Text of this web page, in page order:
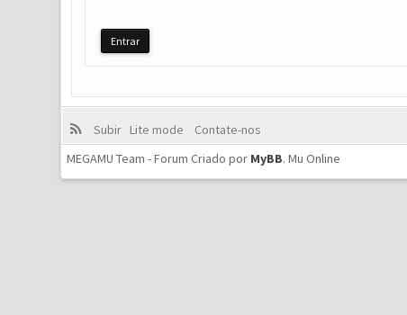
Subir Lite mode
Contate-nos
MEGAMU Team - Forum Criado por MyBB.Mu Online